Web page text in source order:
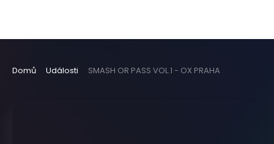
Domů Události SMASH OR PASS VOL.1 - OX PRAHA